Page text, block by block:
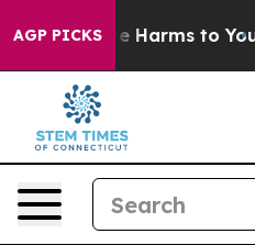
AGP PICKS
to Abate Harms to Youth